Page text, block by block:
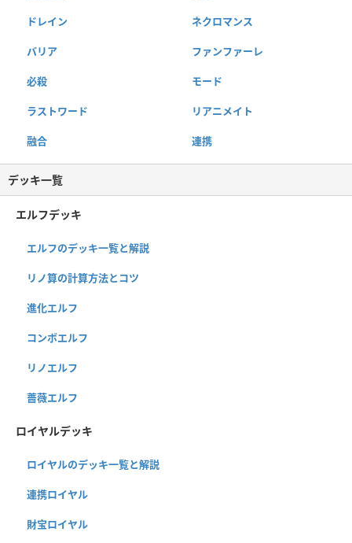
ドレイン ネクロマンス
バリア ファンファーレ
必殺 モード
ラストワード リアニメイト
融合 連携
デッキ一覧
エルフデッキ
エルフのデッキ一覧と解説
リノ算の計算方法とコツ
進化エルフ
コンボエルフ
リノエルフ
薔薇エルフ
ロイヤルデッキ
ロイヤルのデッキ一覧と解説
連携ロイヤル
財宝ロイヤル